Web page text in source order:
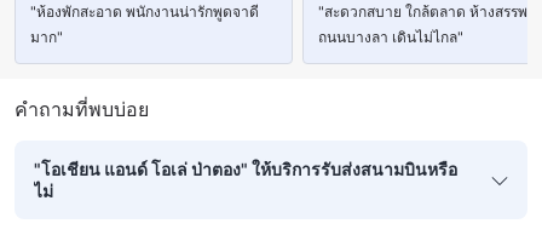
"ห้องพักสะอาด พนักงานน่ารักพูดจาดี
มาก"
"สะดวกสบาย ใกล้ตลาด ห้างสรรพสิ
ถนนบางลา เดินไม่ไกล"
คำถามที่พบบ่อย
"โอเชียน แอนด์ โอเล่ ป่าตอง" ให้บริการรับส่งสนามบินหรือ
ไม่